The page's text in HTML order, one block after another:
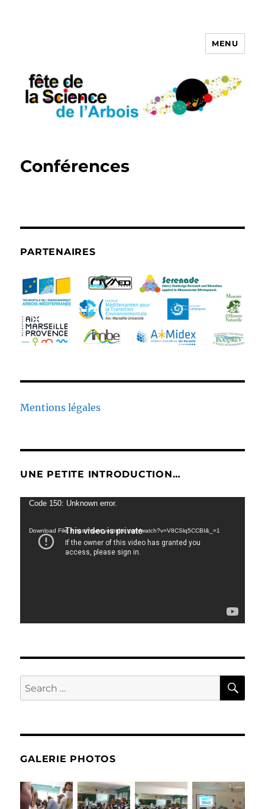
Fete de la Science de l'Arbois
MENU
Conférences
PARTENAIRES
Mentions légales
UNE PETITE INTRODUCTION…
Video
Code 150: Unknown error.
Download File: https://www.youtube.com/watch?v=V8CSlq5CCBI&_=1
Search
for:
GALERIE PHOTOS